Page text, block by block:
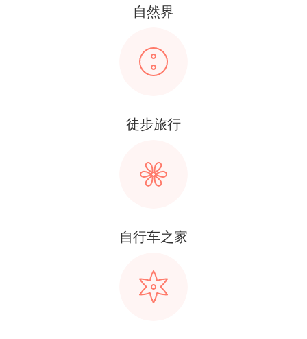
自然界
徒步旅行
自行车之家